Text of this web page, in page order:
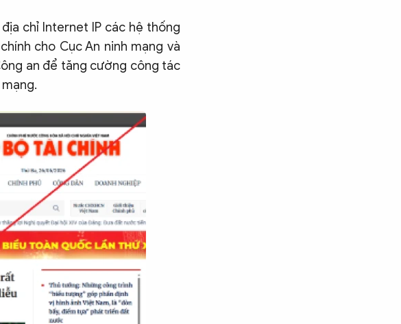
chỉ Internet IP các hệ thống
cho Cục An ninh mạng và
an để tăng cường công tác